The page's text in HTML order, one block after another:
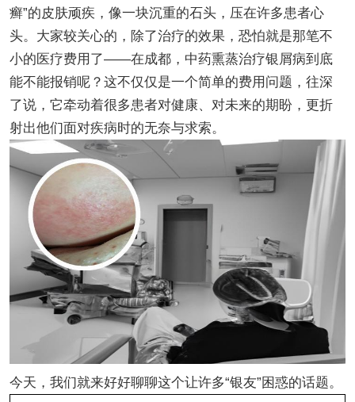
癣”的皮肤顽疾，像一块沉重的石头，压在许多患者心
头。大家较关心的，除了治疗的效果，恐怕就是那笔不
小的医疗费用了——在成都，中药熏蒸治疗银屑病到底
能不能报销呢？这不仅仅是一个简单的费用问题，往深
了说，它牵动着很多患者对健康、对未来的期盼，更折
射出他们面对疾病时的无奈与求索。
今天，我们就来好好聊聊这个让许多“银友”困惑的话题。